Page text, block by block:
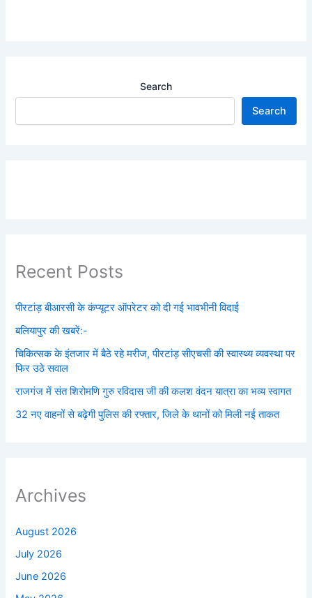
Search
Search
Recent Posts
पीरटांड़ बीआरसी के कंप्यूटर ऑपरेटर को दी गई भावभीनी विदाई
बलियापुर की खबरें:-
चिकित्सक के इंतजार में बैठे रहे मरीज, पीरटांड़ सीएचसी की स्वास्थ्य व्यवस्था पर
फिर उठे सवाल
राजगंज में संत शिरोमणि गुरु रविदास जी की कलश वंदन यात्रा का भव्य स्वागत
32 नए वाहनों से बढ़ेगी पुलिस की रफ्तार, जिले के थानों को मिली नई ताकत
Archives
August 2026
July 2026
June 2026